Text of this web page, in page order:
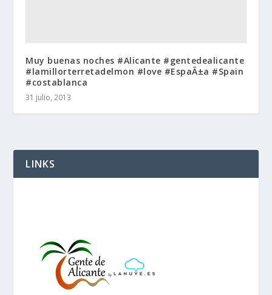
Muy buenas noches #Alicante #gentedealicante
#lamillorterretadelmon #love #EspaÃ±a #Spain
#costablanca
31 julio, 2013
LINKS